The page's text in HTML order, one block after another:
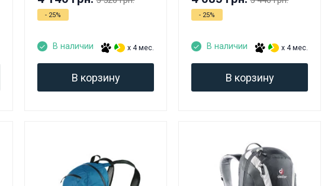
- 25%
В наличии x 4 мес.
В корзину
- 25%
В наличии x 4 мес.
В корзину